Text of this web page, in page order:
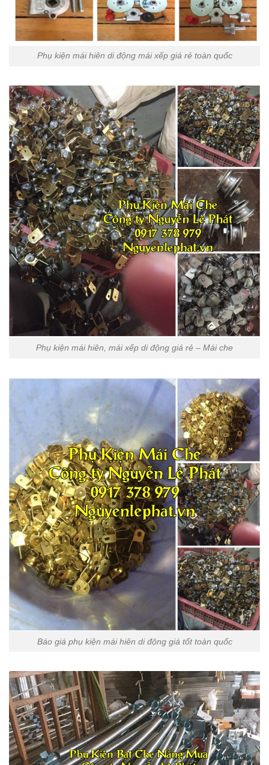
Phụ kiện mái hiên di động mái xếp giá rẻ toàn quốc
Phụ kiện mái hiên, mái xếp di động giá rẻ – Mái che
Báo giá phụ kiện mái hiên di động giá tốt toàn quốc